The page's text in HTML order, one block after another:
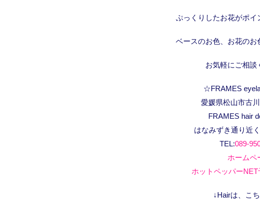
ぷっくりしたお花がポイ
ベースのお色、お花のお
お気軽にご相
☆FRAMES
愛媛県松山市古
FRAMES hair
はなみずき通り近
TEL:089-
ホームペ
ホットペッパー
↓Hairは、こ